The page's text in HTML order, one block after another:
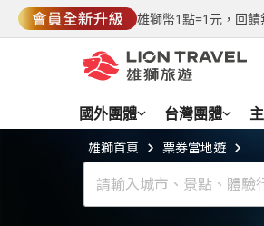
雄獅幣1點=1元，回
國外團體 台灣團體
雄獅首頁 票券當地遊